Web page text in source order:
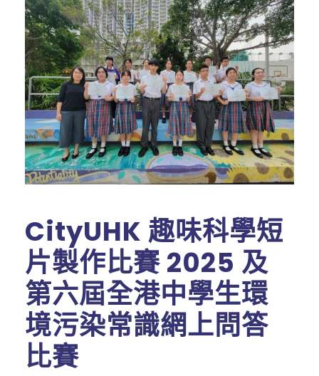
CityUHK 趣味科學短
片製作比賽 2025 及
第六屆全港中學生環
境污染常識網上問答
比賽